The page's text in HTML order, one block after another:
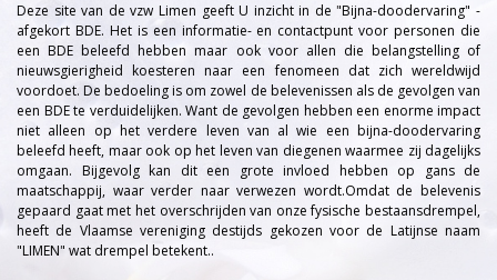
Deze site van de vzw Limen geeft U inzicht in de "Bijna-doodervaring" -
afgekort BDE. Het is een informatie- en contactpunt voor personen die
een BDE beleefd hebben maar ook voor allen die belangstelling of
nieuwsgierigheid koesteren naar een fenomeen dat zich wereldwijd
voordoet. De bedoeling is om zowel de belevenissen als de gevolgen van
een BDE te verduidelijken. Want de gevolgen hebben een enorme impact
niet alleen op het verdere leven van al wie een bijna-doodervaring
beleefd heeft, maar ook op het leven van diegenen waarmee zij dagelijks
omgaan. Bijgevolg kan dit een grote invloed hebben op gans de
maatschappij, waar verder naar verwezen wordt.Omdat de belevenis
gepaard gaat met het overschrijden van onze fysische bestaansdrempel,
heeft de Vlaamse vereniging destijds gekozen voor de Latijnse naam
"LIMEN" wat drempel betekent..